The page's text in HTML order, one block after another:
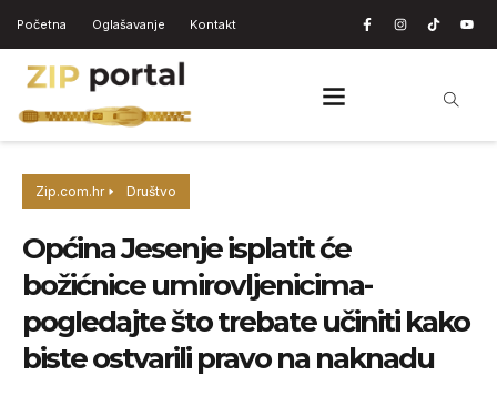
Početna Oglašavanje Kontakt
Zip.com.hr Društvo
Općina Jesenje isplatit će
božićnice umirovljenicima-
pogledajte što trebate učiniti kako
biste ostvarili pravo na naknadu